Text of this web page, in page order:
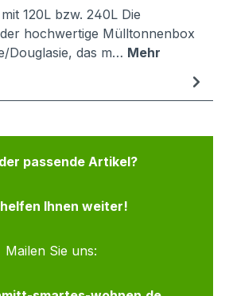
120L bzw. 240L Die
hochwertige Mülltonnenbox
Douglasie, das m… Mehr
passende Artikel?
Ihnen weiter!
Mailen Sie uns: